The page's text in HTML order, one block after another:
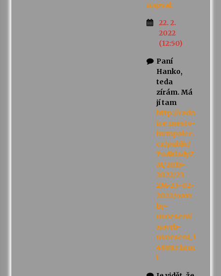
napsal:
22. 2.
2022
(12:50)
Paní
Hanko,
teda
zírám. Má
jí tam
http://radn
ice.mesto-
humpolec.
cz/public/
PodkladyZ
M/2018-
2022/23-
ZM-23-02-
2022/navr
hy-
usneseni/
navrh-
usneseni_1
46883.htm
l